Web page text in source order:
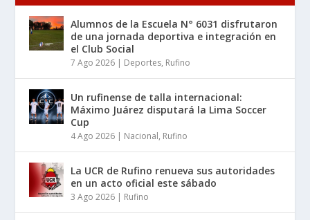
Alumnos de la Escuela N° 6031 disfrutaron
de una jornada deportiva e integración en
el Club Social
7 Ago 2026 | Deportes, Rufino
Un rufinense de talla internacional:
Máximo Juárez disputará la Lima Soccer
Cup
4 Ago 2026 | Nacional, Rufino
La UCR de Rufino renueva sus autoridades
en un acto oficial este sábado
3 Ago 2026 | Rufino